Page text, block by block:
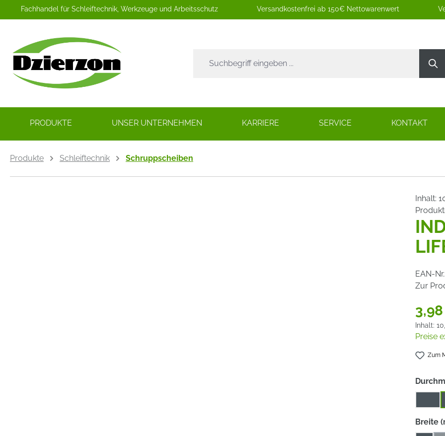
Zur Hauptnavigation springen
Fachhandel für Schleiftechnik, Werkzeuge und Arbeitsschutz Versandkostenfrei ab 150€ Nettowarenwert
PRODUKTE UNSER UNTERNEHMEN KARRIERE SERVICE KONTAKT
Produkte Schleiftechnik Schruppscheiben
Inhalt:
EAN-Nr.:
Zur
Inhalt:
Preise
Zum
Breite